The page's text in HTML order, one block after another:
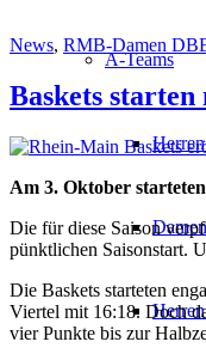
A-Teams
News, RMB-Damen
Baskets
Am 3. Oktober
Die für diese Saison
pünktlichen Saisonstart.
Die Baskets starteten
Viertel mit 16:18. Doch
vier Punkte bis zur